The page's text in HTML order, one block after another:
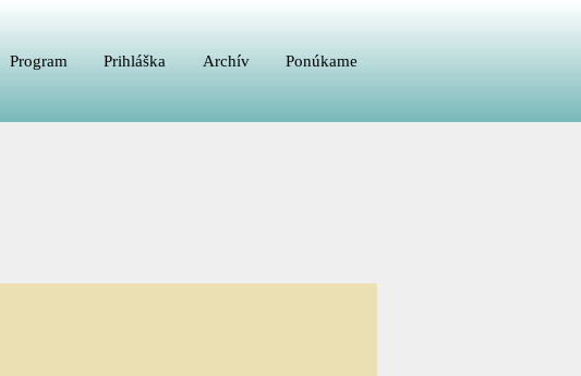
Program Prihláška Archív Ponúkame